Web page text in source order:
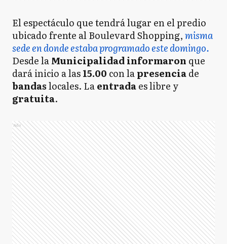
El espectáculo que tendrá lugar en el predio
ubicado frente al Boulevard Shopping,misma
sede en donde estaba programado este domingo.
Desde laMunicipalidad informaron que
dará inicio a las15.00 con lapresenciade
bandaslocales. Laentradaes libre y
gratuita.
Ads